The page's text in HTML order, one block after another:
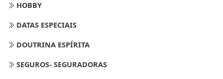
HOBBY
DATAS ESPECIAIS
DOUTRINA ESPÍRITA
SEGUROS- SEGURADORAS